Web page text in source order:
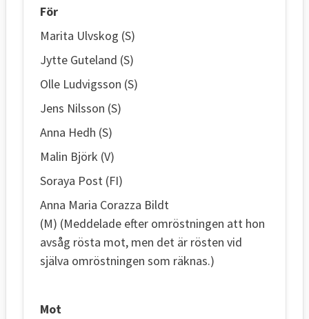
För
Marita Ulvskog (S)
Jytte Guteland (S)
Olle Ludvigsson (S)
Jens Nilsson (S)
Anna Hedh (S)
Malin Björk (V)
Soraya Post (FI)
Anna Maria Corazza Bildt
(M) (Meddelade efter omröstningen att hon
avsåg rösta mot, men det är rösten vid
själva omröstningen som räknas.)
Mot